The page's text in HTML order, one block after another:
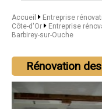
Accueil
Entreprise
Côte-d'Or
Entreprise
Barbirey-sur-Ouche
Rénovation